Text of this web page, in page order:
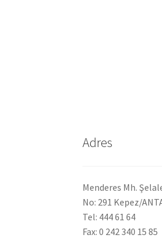
Adres
Menderes Mh.
No: 291 Kepez/
Tel: 444 61 64
Fax: 0 242 340 15 85